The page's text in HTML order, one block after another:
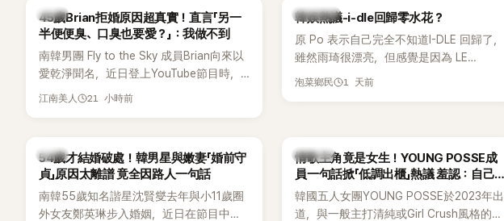
絲熱議。
韓星
45歲Brian拒婚原因超真實！直言「另一
半便便臭、口臭也要愛？」：我做不到
南韓男團 Fly to the Sky 成員Brian向來以
愛乾淨聞名，近日登上YouTube節目時，
再度談到自己的婚姻觀，直言無法理解「連
江南美人 21 小時前
熱議討論
韓娛熱議-i-dle回歸零水花？
原 Po 表示自己完全不知道I-DLE 回歸了，
雖然雨琦很漂亮，但感覺是因為 LE
SSERAFIM 和 aespa 佔據了市場。
泡菜鄉民 1 天前
韓星
54歲才結婚破處！韓男星與嫩妻「婚前守
貞」原因太離譜 竟全因路人一句話
南韓55歲知名諧星沈賢燮去年與小11歲圈
外女友鄭英琳步入婚姻，近日在節目中分
K-POP
情歌主角竟是女生！YOUNG POSSE成
員一句話掀「低調出櫃」熱議 羞認：自己
都不敢聽
韓國五人女團YOUNG POSSE於2023年出
道，與一般主打清純或Girl Crush風格的女